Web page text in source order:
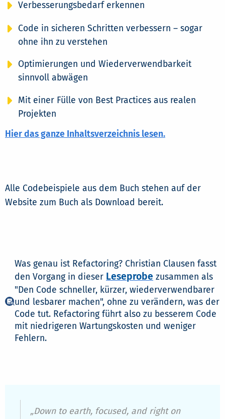
Verbesserungsbedarf erkennen
Code in sicheren Schritten verbessern – sogar
ohne ihn zu verstehen
Optimierungen und Wiederverwendbarkeit
sinnvoll abwägen
Mit einer Fülle von Best Practices aus realen
Projekten
Hier das ganze Inhaltsverzeichnis lesen.
Alle Codebeispiele aus dem Buch stehen auf der
Website zum Buch als Download bereit.
Was genau ist Refactoring? Christian Clausen fasst
den Vorgang in dieser Leseprobe zusammen als
"Den Code schneller, kürzer, wiederverwendbarer
und lesbarer machen", ohne zu verändern, was der
Code tut. Refactoring führt also zu besserem Code
mit niedrigeren Wartungskosten und weniger
Fehlern.
„Down to earth, focused, and right on